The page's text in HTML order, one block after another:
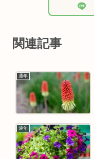
関連記事
通年
通年